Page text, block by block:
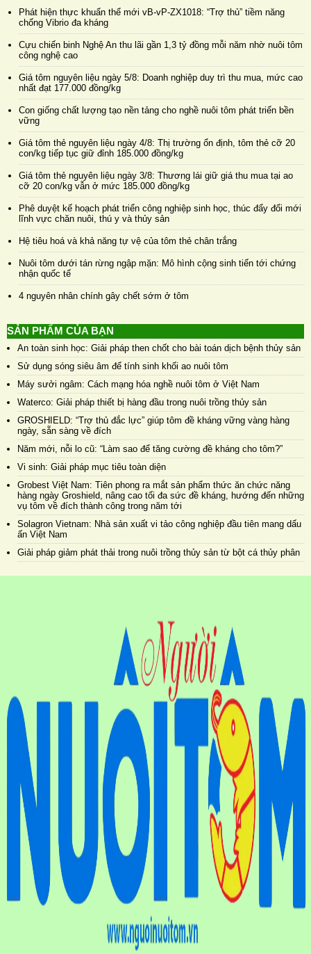
Phát hiện thực khuẩn thể mới vB-vP-ZX1018: “Trợ thủ” tiềm năng
chống Vibrio đa kháng
Cựu chiến binh Nghệ An thu lãi gần 1,3 tỷ đồng mỗi năm nhờ nuôi tôm
công nghệ cao
Giá tôm nguyên liệu ngày 5/8: Doanh nghiệp duy trì thu mua, mức cao
nhất đạt 177.000 đồng/kg
Con giống chất lượng tạo nền tảng cho nghề nuôi tôm phát triển bền
vững
Giá tôm thẻ nguyên liệu ngày 4/8: Thị trường ổn định, tôm thẻ cỡ 20
con/kg tiếp tục giữ đỉnh 185.000 đồng/kg
Giá tôm thẻ nguyên liệu ngày 3/8: Thương lái giữ giá thu mua tại ao
cỡ 20 con/kg vẫn ở mức 185.000 đồng/kg
Phê duyệt kế hoạch phát triển công nghiệp sinh học, thúc đẩy đổi mới
lĩnh vực chăn nuôi, thú y và thủy sản
Hệ tiêu hoá và khả năng tự vệ của tôm thẻ chân trắng
Nuôi tôm dưới tán rừng ngập mặn: Mô hình cộng sinh tiến tới chứng
nhận quốc tế
4 nguyên nhân chính gây chết sớm ở tôm
SẢN PHẨM CỦA BẠN
An toàn sinh học: Giải pháp then chốt cho bài toán dịch bệnh thủy sản
Sử dụng sóng siêu âm để tính sinh khối ao nuôi tôm
Máy sưởi ngâm: Cách mạng hóa nghề nuôi tôm ở Việt Nam
Waterco: Giải pháp thiết bị hàng đầu trong nuôi trồng thủy sản
GROSHIELD: “Trợ thủ đắc lực” giúp tôm đề kháng vững vàng hàng
ngày, sẵn sàng về đích
Năm mới, nỗi lo cũ: “Làm sao để tăng cường đề kháng cho tôm?”
Vi sinh: Giải pháp mục tiêu toàn diện
Grobest Việt Nam: Tiên phong ra mắt sản phẩm thức ăn chức năng
hàng ngày Groshield, nâng cao tối đa sức đề kháng, hướng đến những
vụ tôm về đích thành công trong năm tới
Solagron Vietnam: Nhà sản xuất vi tảo công nghiệp đầu tiên mang dấu
ấn Việt Nam
Giải pháp giảm phát thải trong nuôi trồng thủy sản từ bột cá thủy phân